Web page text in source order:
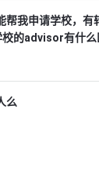
帮我申请学校，有
的advisor有什么
么